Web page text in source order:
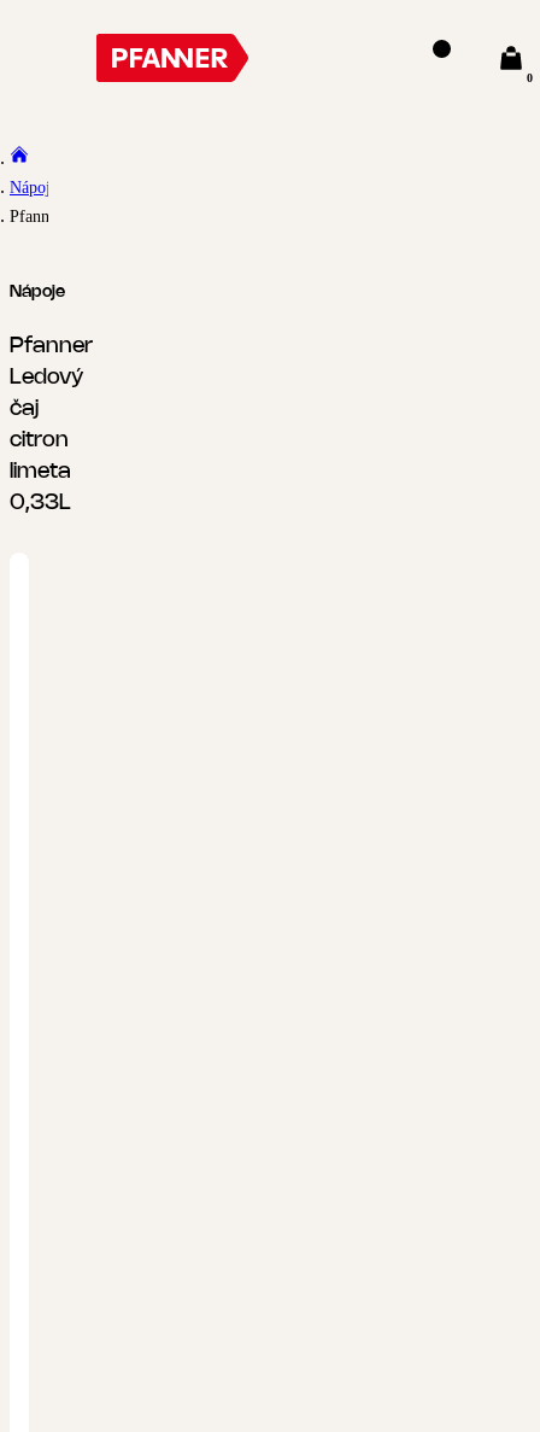
0
Nápoje
Pfanner Ledový čaj citron limeta 0,33L
Nápoje
Pfanner
Ledový
čaj
citron
limeta
0,33L